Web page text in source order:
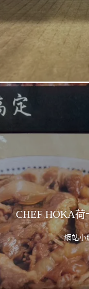
CHEF HOKA
網站小